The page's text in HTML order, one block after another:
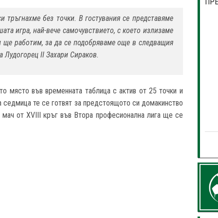
тръгнахме без точки. В гостувания се представяме
игра, най-вече самочувствието, с което излизаме
ще работим, за да се подобряваме още в следващия
II Захари Сираков.
място във временната таблица с актив от 25 точки и
те се готвят за предстоящото си домакинство
от XVIII кръг във Втора професионална лига ще се